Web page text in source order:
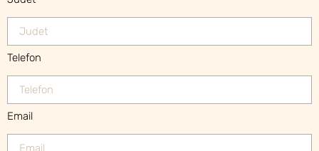
Telefon
Email